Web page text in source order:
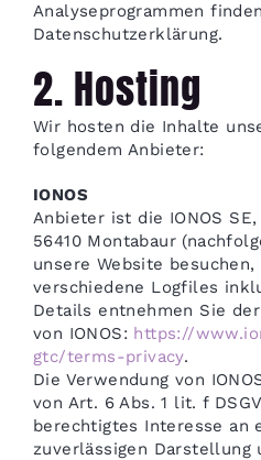
Analyseprogrammen
Datenschutzerklärung.
2. Hosting
Wir hosten die Inhalte
folgendem Anbieter:
IONOS
Anbieter ist die IONOS
56410 Montabaur
unsere Website besuchen,
verschiedene Logfiles
Details entnehmen Sie
von IONOS: https://
gtc/terms-privacy.
Die Verwendung von
von Art. 6 Abs. 1 lit. f
berechtigtes Interesse an
zuverlässigen Darstellung